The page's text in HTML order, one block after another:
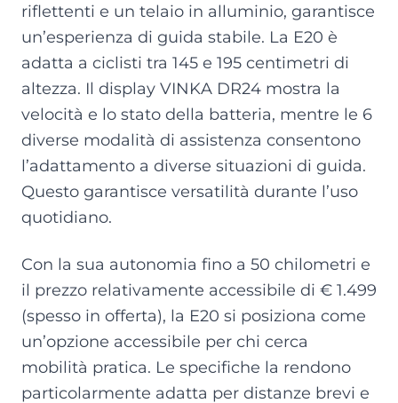
riflettenti e un telaio in alluminio, garantisce
un’esperienza di guida stabile. La E20 è
adatta a ciclisti tra 145 e 195 centimetri di
altezza. Il display VINKA DR24 mostra la
velocità e lo stato della batteria, mentre le 6
diverse modalità di assistenza consentono
l’adattamento a diverse situazioni di guida.
Questo garantisce versatilità durante l’uso
quotidiano.
Con la sua autonomia fino a 50 chilometri e
il prezzo relativamente accessibile di € 1.499
(spesso in offerta), la E20 si posiziona come
un’opzione accessibile per chi cerca
mobilità pratica. Le specifiche la rendono
particolarmente adatta per distanze brevi e